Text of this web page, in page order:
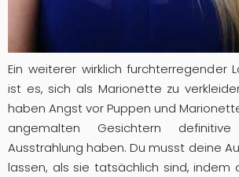
Ein weiterer wirklich furchterregender
ist es, sich als Marionette zu
haben Angst vor Puppen und
angemalten Gesichtern
Ausstrahlung haben. Du musst deine
lassen, als sie tatsächlich sind, indem